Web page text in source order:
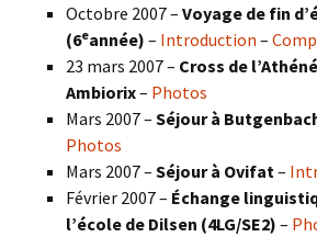
Octobre 2007 – Voyage de fin
(6eannée) – Introduction –
23 mars 2007 – Cross de
Ambiorix– Photos
Mars 2007 – Séjour à
Photos
Mars 2007 – Séjour à Ovifat –
Février 2007 – Échange
l’école de Dilsen (4LG/SE2) –